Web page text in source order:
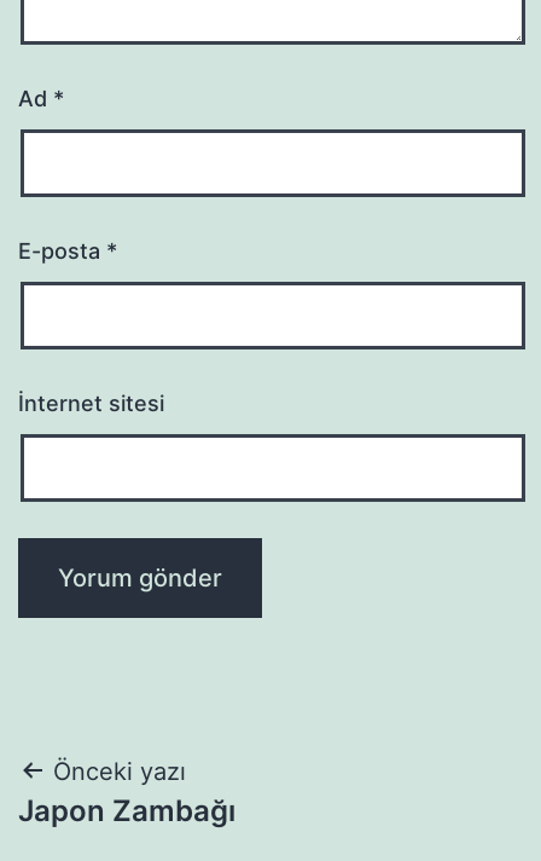
Ad *
E-posta *
İnternet sitesi
Yazı
gezinmesi
Önceki yazı
Japon Zambağı